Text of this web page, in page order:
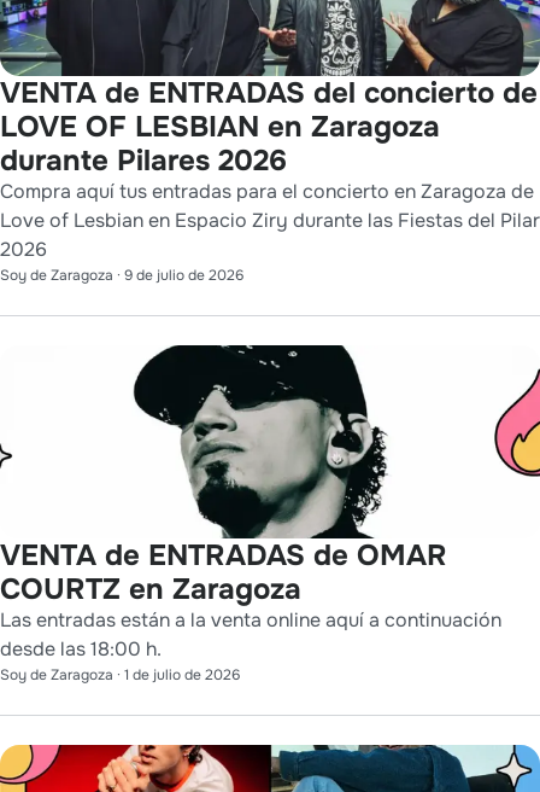
VENTA de ENTRADAS del concierto de
LOVE OF LESBIAN en Zaragoza
durante Pilares 2026
Compra aquí tus entradas para el concierto en Zaragoza de
Love of Lesbian en Espacio Ziry durante las Fiestas del Pilar
2026
Soy de Zaragoza · 9 de julio de 2026
VENTA de ENTRADAS de OMAR
COURTZ en Zaragoza
Las entradas están a la venta online aquí a continuación
desde las 18:00 h.
Soy de Zaragoza · 1 de julio de 2026